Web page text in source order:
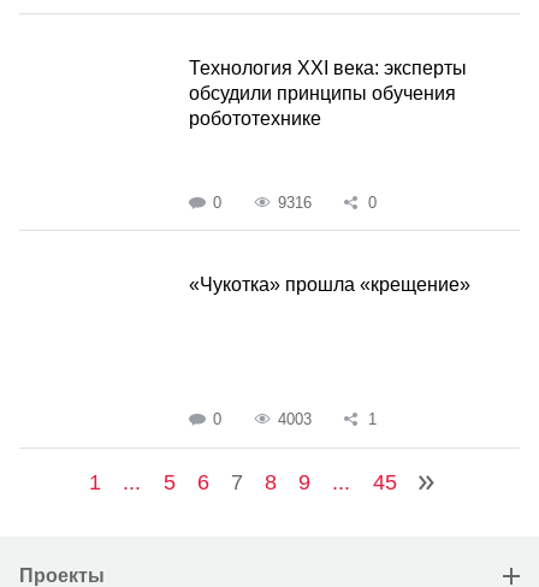
Технология XXI века: эксперты
обсудили принципы обучения
робототехнике
0 9316 0
«Чукотка» прошла «крещение»
0 4003 1
1 ... 5 6 7 8 9 ... 45
Проекты